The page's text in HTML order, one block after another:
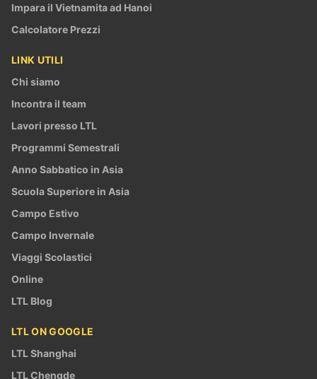
Impara il Vietnamita ad Hanoi
Calcolatore Prezzi
LINK UTILI
Chi siamo
Incontra il team
Lavori presso LTL
Programmi Semestrali
Anno Sabbatico in Asia
Scuola Superiore in Asia
Campo Estivo
Campo Invernale
Viaggi Scolastici
Online
LTL Blog
LTL ON GOOGLE
LTL Shanghai
LTL Chengde